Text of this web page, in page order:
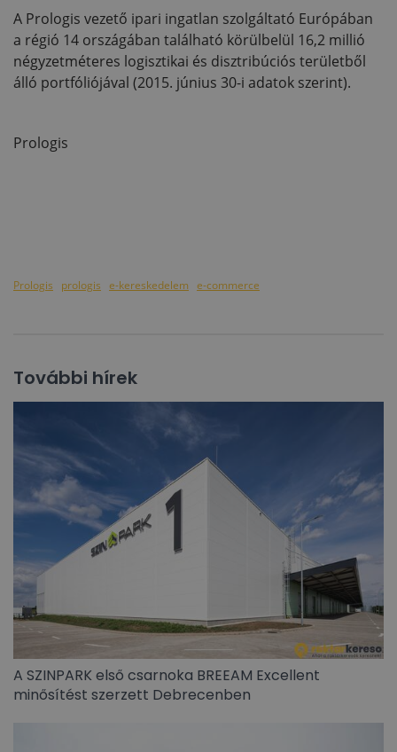
A Prologis vezető ipari ingatlan szolgáltató Európában
a régió 14 országában található körülbelül 16,2 millió
négyzetméteres logisztikai és disztribúciós területből
álló portfóliójával (2015. június 30-i adatok szerint).
Prologis
Prologis prologis e-kereskedelem e-commerce
További hírek
A SZINPARK első csarnoka BREEAM Excellent
minősítést szerzett Debrecenben